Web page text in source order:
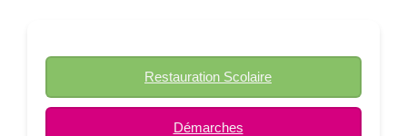
Restauration Scolaire
Démarches